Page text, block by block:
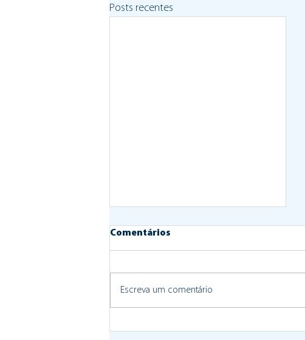
Posts recentes
Comentários
Escreva um comentário